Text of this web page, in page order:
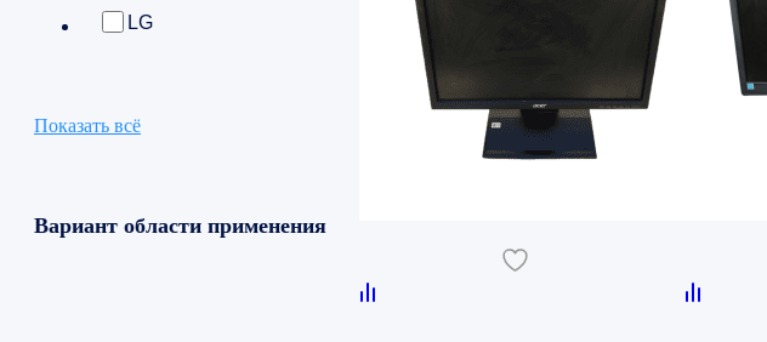
LG
Показать всё
Вариант области применения